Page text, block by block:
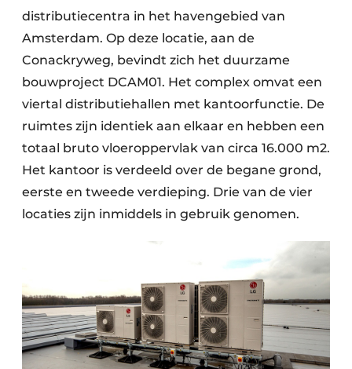
distributiecentra in het havengebied van
Amsterdam. Op deze locatie, aan de
Conackryweg, bevindt zich het duurzame
bouwproject DCAM01. Het complex omvat een
viertal distributiehallen met kantoorfunctie. De
ruimtes zijn identiek aan elkaar en hebben een
totaal bruto vloeroppervlak van circa 16.000 m2.
Het kantoor is verdeeld over de begane grond,
eerste en tweede verdieping. Drie van de vier
locaties zijn inmiddels in gebruik genomen.